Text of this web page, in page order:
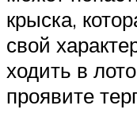
крыска,
свой
ходить в
проявите